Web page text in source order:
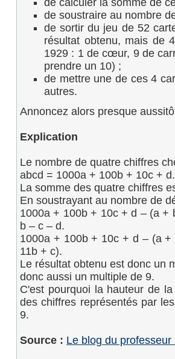
de calculer la somme de
de soustraire au nombre
de sortir du jeu de 52
résultat obtenu, mais de
1929 : 1 de cœur, 9 de
prendre un 10) ;
de mettre une de ces 4
autres.
Annoncez alors presque
Explication
Le nombre de quatre chiffres
abcd = 1000a + 100b + 10c + d.
La somme des quatre chiffres
En soustrayant au nombre de
1000a + 100b + 10c + d – (a
b – c – d.
1000a + 100b + 10c + d – (a
11b + c).
Le résultat obtenu est donc un
donc aussi un multiple de 9.
C'est pourquoi la hauteur de
des chiffres représentés par
9.
Source : Le blog du professeur